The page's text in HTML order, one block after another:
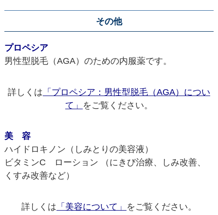
その他
プロペシア
男性型脱毛（AGA）のための内服薬です。
詳しくは 「プロペシア：男性型脱毛（AGA）につい
て」 をご覧ください。
美 容
ハイドロキノン（しみとりの美容液）
ビタミンC ローション （にきび治療、しみ改善、
くすみ改善など）
詳しくは 「美容について」 をご覧ください。